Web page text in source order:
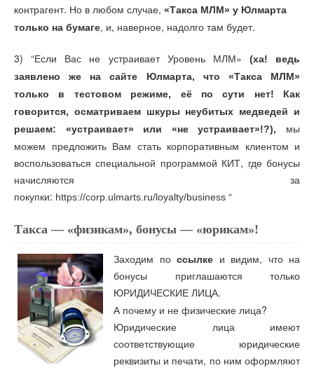
контрагент. Но в любом случае, «Такса МЛМ» у Юлмарта
только на бумаге, и, наверное, надолго там будет.
3) “Если Вас не устраивает Уровень МЛМ»
(ха! ведь
заявлено же на сайте Юлмарта, что «Такса МЛМ»
только в тестовом режиме, её по сути нет! Как
говорится, осматриваем шкуры неубитых медведей и
решаем: «устраивает» или «не устраивает»!?),
мы
можем предложить Вам стать корпоративным клиентом и
воспользоваться специальной программой КИТ, где бонусы
начисляются за
покупки: https://corp.ulmarts.ru/loyalty/business “
Такса — «физикам», бонусы — «юрикам»!
Заходим по ссылке и видим, что на
бонусы приглашаются только
ЮРИДИЧЕСКИЕ ЛИЦА.
А почему и не физические лица?
Юридические лица имеют
соответствующие юридические
реквизиты и печати, по ним оформляют